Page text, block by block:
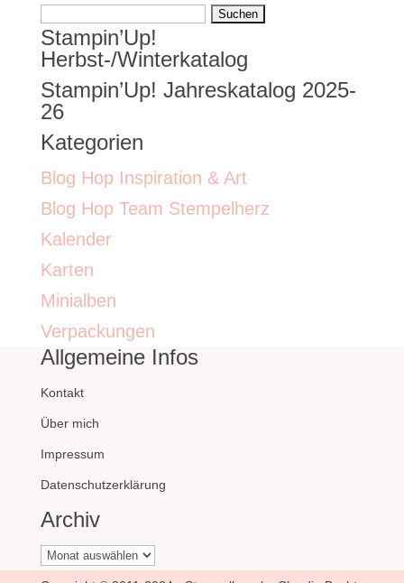
Suchen
nach:
Stampin’Up!
Herbst-/Winterkatalog
Stampin’Up! Jahreskatalog 2025-
26
Kategorien
Blog Hop Inspiration & Art
Blog Hop Team Stempelherz
Kalender
Karten
Minialben
Verpackungen
Allgemeine Infos
Kontakt
Über mich
Impressum
Datenschutzerklärung
Archiv
Archiv